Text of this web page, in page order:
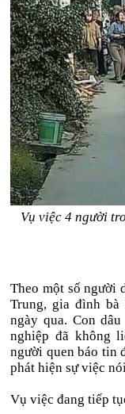
Vụ việc 4 người
Theo một số người
Trung, gia đình
ngày qua. Con
nghiệp đã không
người quen báo tin
phát hiện sự việc
Vụ việc đang tiếp